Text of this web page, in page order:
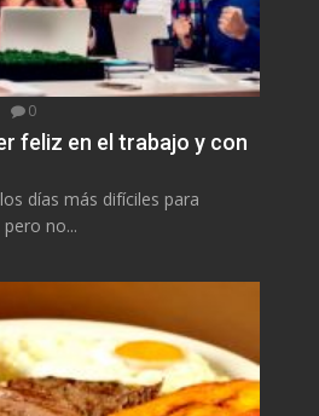
0
feliz en el trabajo y con
días más difíciles para
no...